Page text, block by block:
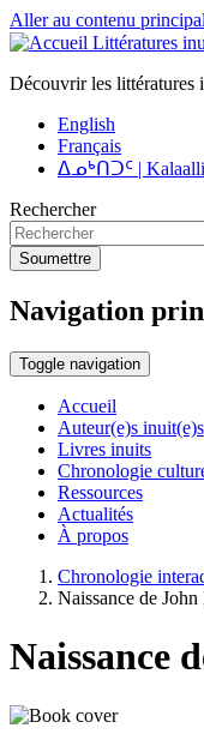
Aller au contenu principal
Littératures
Découvrir les littératures
English
Français
ᐃᓄᒃᑎᑐᑦ |
Rechercher
Soumettre
Navigation
Toggle navigation
Accueil
Auteur(e)s inuit(e)s
Livres inuits
Chronologie
Ressources
Actualités
À propos
Chronologie
Naissance de
Naissance